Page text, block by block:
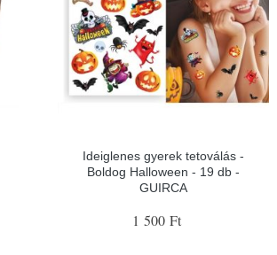
Ideiglenes gyerek tetoválás -
Boldog Halloween - 19 db -
GUIRCA
1 500 Ft